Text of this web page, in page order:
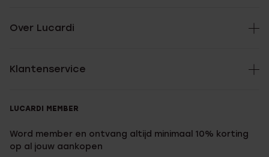
Over Lucardi
Klantenservice
LUCARDI MEMBER
Word member en ontvang altijd minimaal 10% korting
op al jouw aankopen